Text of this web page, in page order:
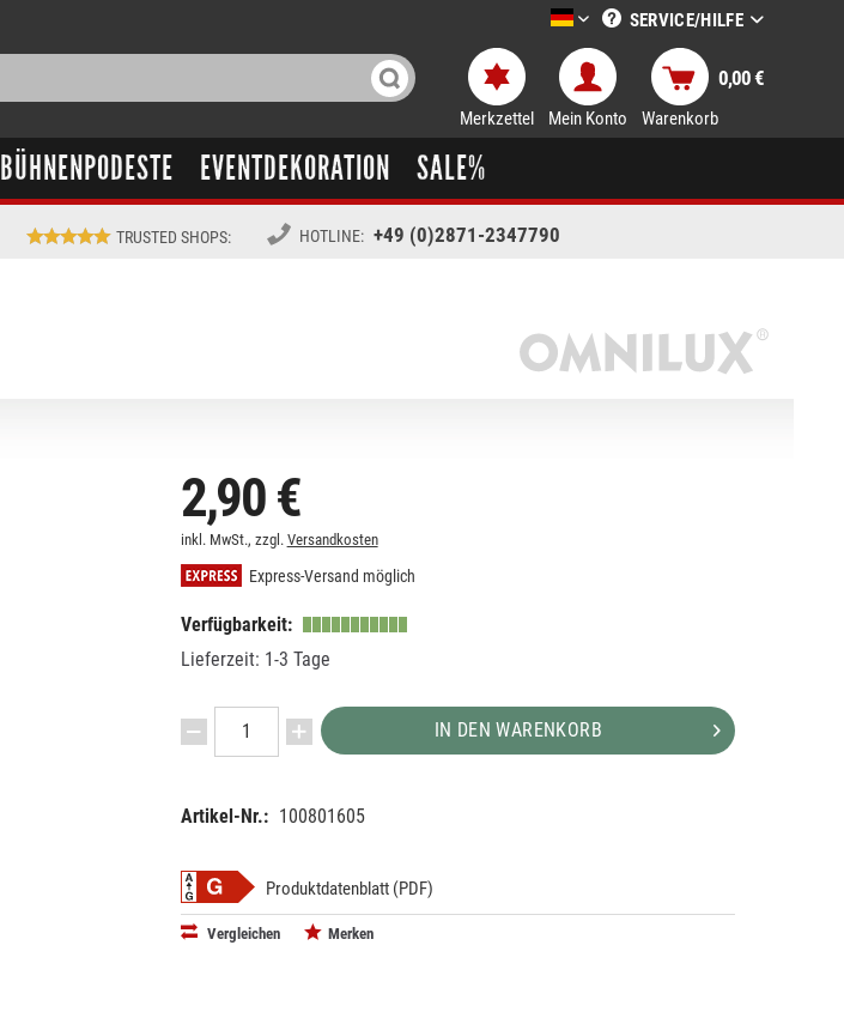
LTT-Versand deutsch
SERVICE/HILFE
Merkzettel Mein Konto Warenkorb
0,00 €
BÜHNENPODESTE EVENTDEKORATION SALE%
TRUSTED SHOPS: HOTLINE: +49 (0)2871-2347790
2,90 €
inkl. MwSt., zzgl. Versandkosten
Express-Versand möglich
Verfügbarkeit:
Lieferzeit: 1-3 Tage
IN DEN WARENKORB
Artikel-Nr.: 100801605
Produktdatenblatt (PDF)
Vergleichen Merken